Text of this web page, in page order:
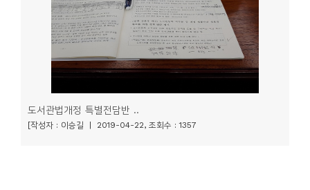
도서관법개정 특별전담반 ..
[작성자 : 이승길 | 2019-04-22, 조회수 : 1357